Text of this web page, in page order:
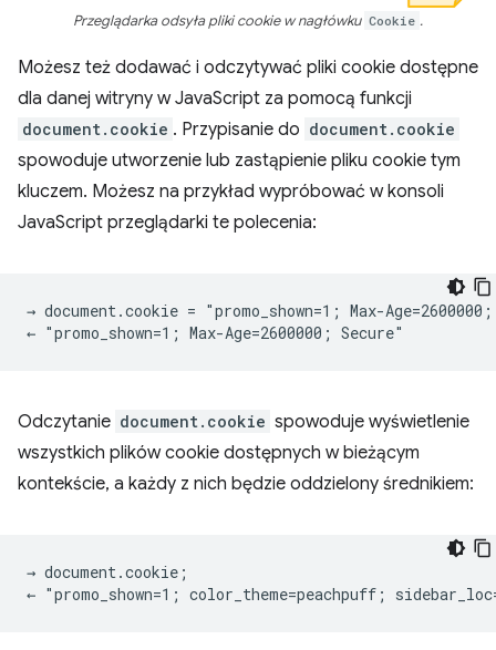
Przeglądarka odsyła pliki cookie w nagłówku Cookie .
Możesz też dodawać i odczytywać pliki cookie dostępne
dla danej witryny w JavaScript za pomocą funkcji
document.cookie . Przypisanie do document.cookie
spowoduje utworzenie lub zastąpienie pliku cookie tym
kluczem. Możesz na przykład wypróbować w konsoli
JavaScript przeglądarki te polecenia:
→ document.cookie = "promo_shown=1; Max-
Odczytanie document.cookie spowoduje wyświetlenie
wszystkich plików cookie dostępnych w bieżącym
kontekście, a każdy z nich będzie oddzielony średnikiem:
→ document.cookie;